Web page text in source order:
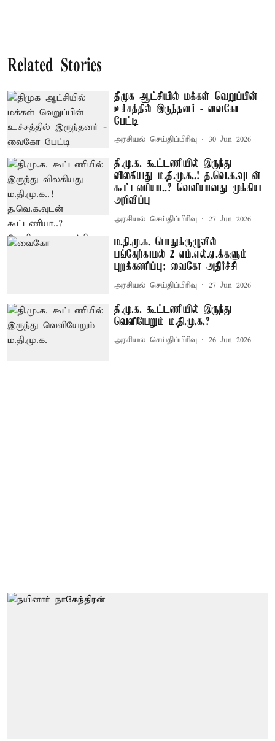
Related Stories
திமுக ஆட்சியில் மக்கள் வெறுப்பின்
உச்சத்தில் இருந்தனர் - வைகோ
பேட்டி
அரசியல் செய்திப்பிரிவு 30 Jun 2026
தி.மு.க. கூட்டணியில் இருந்து
விலகியது ம.தி.மு.க..! த.வெ.க.வுடன்
கூட்டணியா..? வெளியானது முக்கிய
அறிவிப்பு
அரசியல் செய்திப்பிரிவு 27 Jun 2026
ம.தி.மு.க. பொதுக்குழுவில்
பங்கேற்காமல் 2 எம்.எல்.ஏ.க்களும்
புறக்கணிப்பு: வைகோ அதிர்ச்சி
அரசியல் செய்திப்பிரிவு 27 Jun 2026
தி.மு.க. கூட்டணியில் இருந்து
வெளியேறும் ம.தி.மு.க.?
அரசியல் செய்திப்பிரிவு 26 Jun 2026